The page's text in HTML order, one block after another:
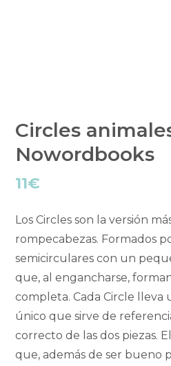
Circles
Nowordbooks
11€
Los Circles son la versión
rompecabezas. Formados
semicirculares con un
que, al engancharse,
completa. Cada Circle lleva
único que sirve de
correcto de las dos piezas.
que, además de ser bueno